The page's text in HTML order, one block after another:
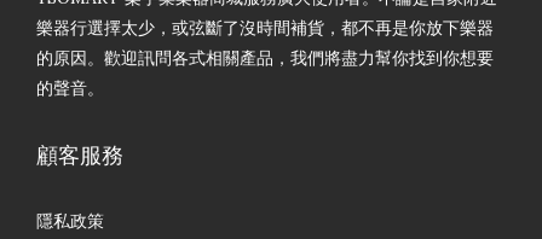
樂器行選擇太少，或弦斷了沒時間補貨，都不再是你放下樂器
的原因。歡迎訊問各式相關產品，我們將盡力幫你找到你想要
的聲音。
顧客服務
隱私政策